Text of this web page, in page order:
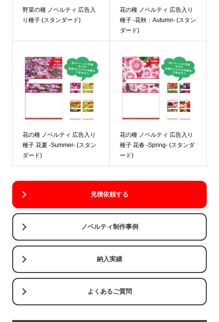
野菜の種 ノベルティ 広告入
り種子 (スタンダード)
花の種 ノベルティ 広告入り
種子 -花秋：Autumn- (スタン
ダード)
花の種 ノベルティ 広告入り
種子 花夏 -Summer- (スタン
ダード)
花の種 ノベルティ 広告入り
種子 花春 -Spring- (スタンダ
ード)
見積依頼する
ノベルティ制作事例
納入実績
よくあるご質問